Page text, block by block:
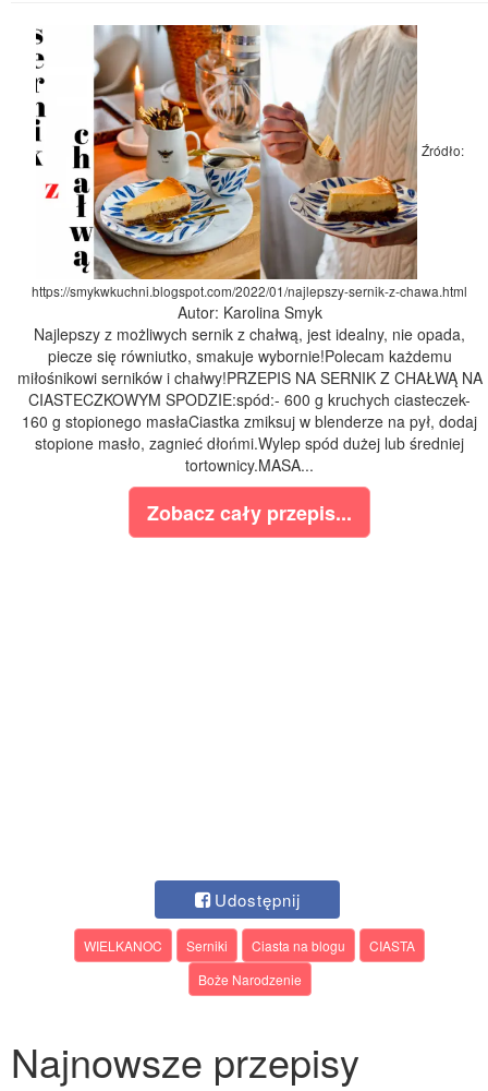
Źródło:
https://smykwkuchni.blogspot.com/2022/01/najlepszy-sernik-z-chawa.html
Autor: Karolina Smyk
Najlepszy z możliwych sernik z chałwą, jest idealny, nie opada,
piecze się równiutko, smakuje wybornie!Polecam każdemu
miłośnikowi serników i chałwy!PRZEPIS NA SERNIK Z CHAŁWĄ NA
CIASTECZKOWYM SPODZIE:spód:- 600 g kruchych ciasteczek-
160 g stopionego masłaCiastka zmiksuj w blenderze na pył, dodaj
stopione masło, zagnieć dłońmi.Wylep spód dużej lub średniej
tortownicy.MASA...
Zobacz cały przepis...
Udostępnij
WIELKANOC Serniki Ciasta na blogu
CIASTA
Boże Narodzenie
Najnowsze przepisy